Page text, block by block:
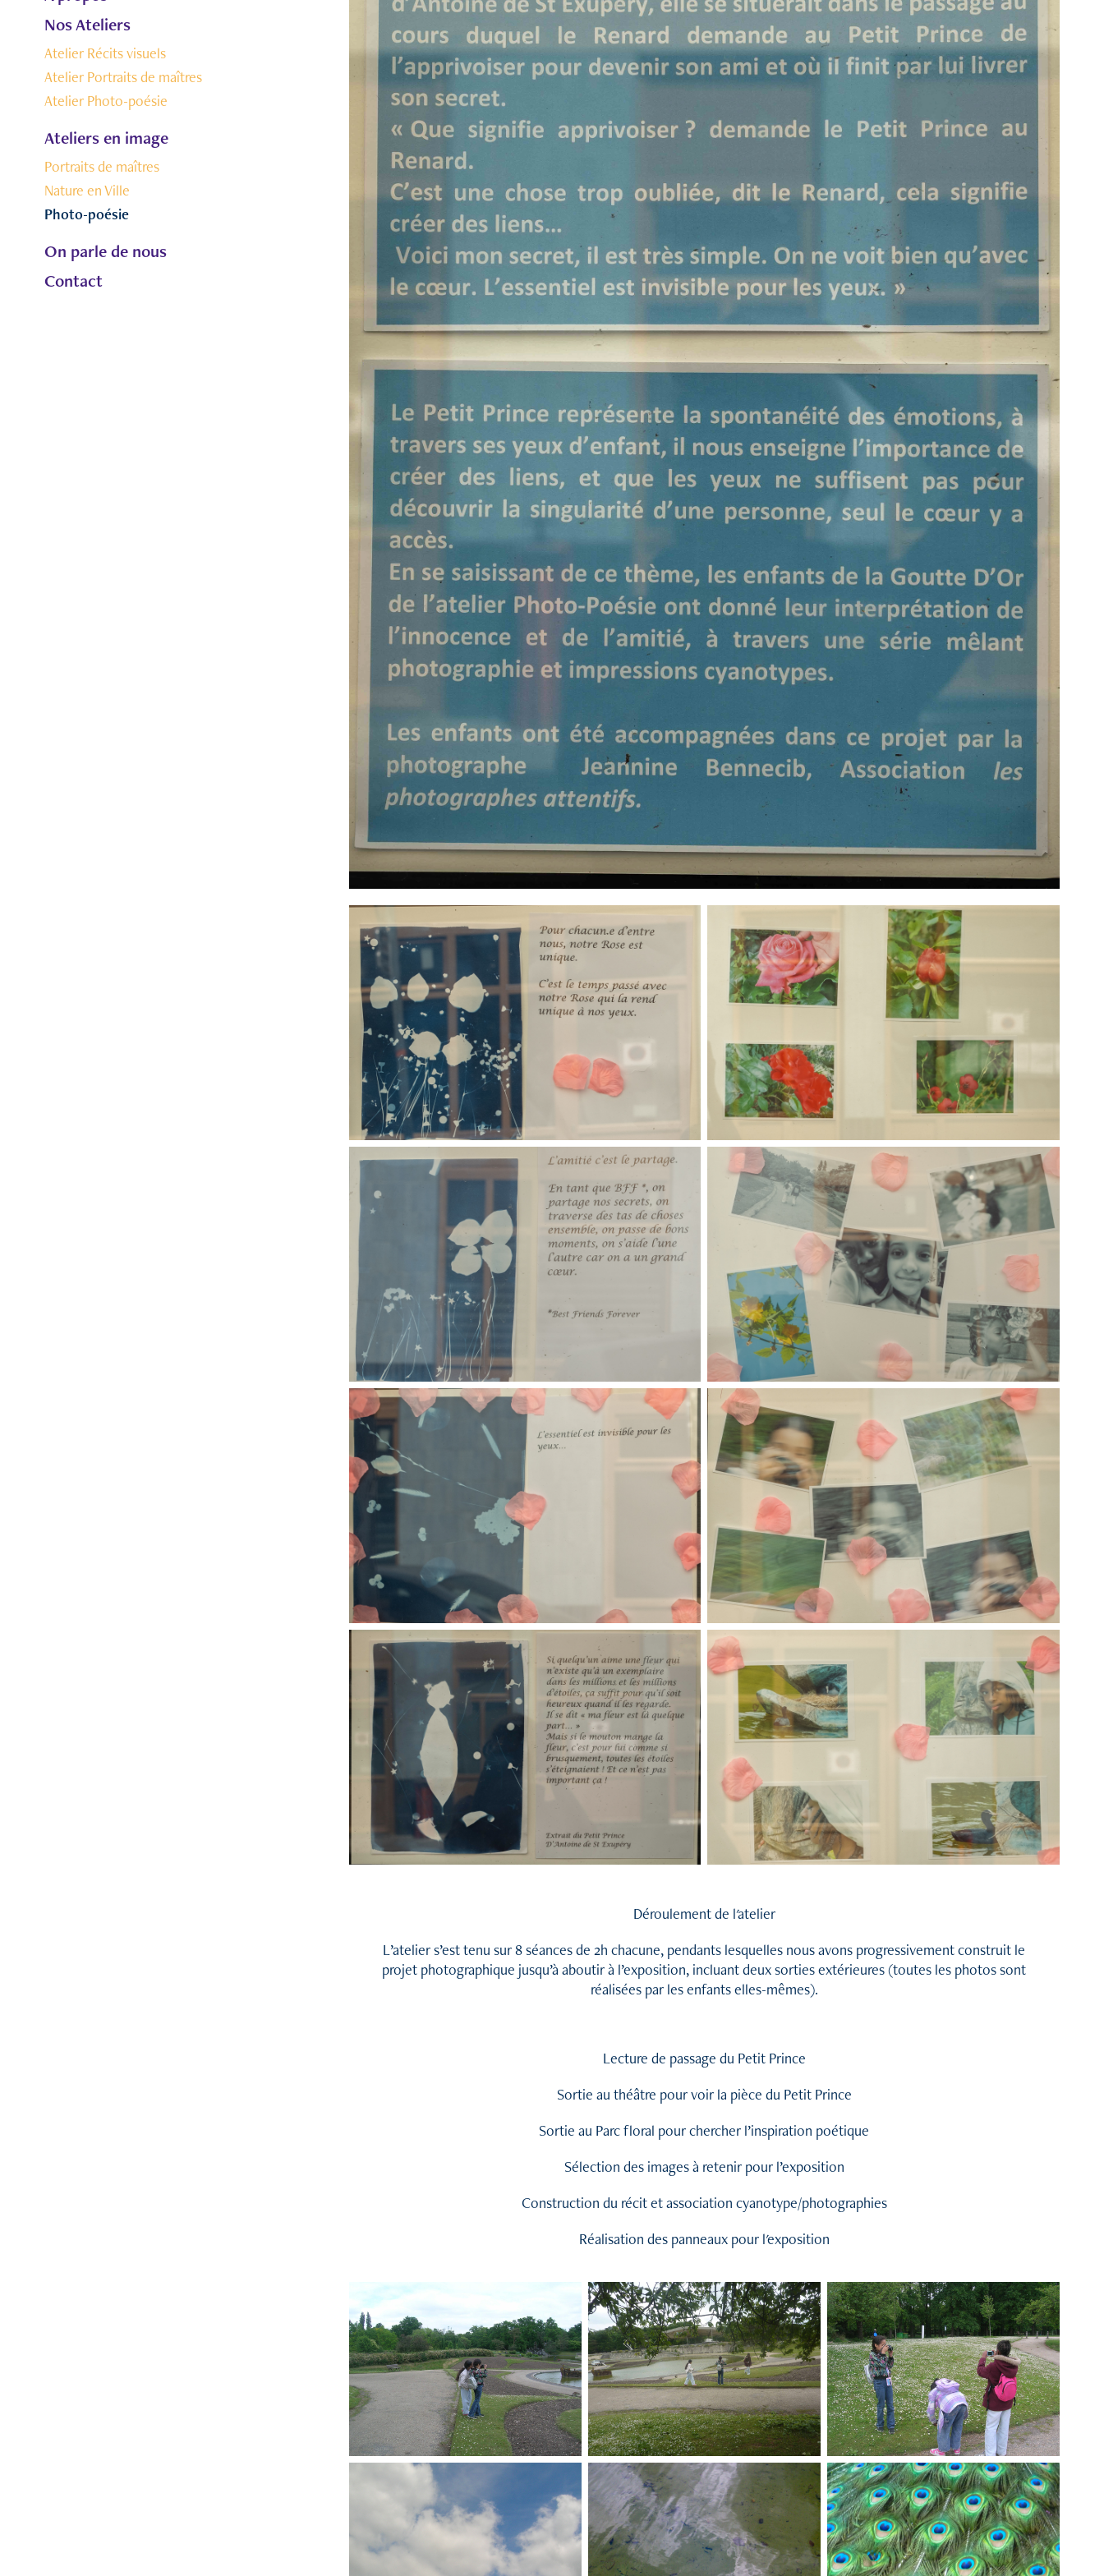
Nos Ateliers
Atelier Récits visuels
Atelier Portraits de maîtres
Atelier Photo-poésie
Ateliers en image
Portraits de maîtres
Nature en Ville
Photo-poésie
On parle de nous
Contact
Déroulement de l'atelier
L’atelier s’est tenu sur 8 séances de 2h chacune, pendants lesquelles nous avons progressivement construit le
projet photographique jusqu’à aboutir à l’exposition, incluant deux sorties extérieures (toutes les photos sont
réalisées par les enfants elles-mêmes).
Lecture de passage du Petit Prince
Sortie au théâtre pour voir la pièce du Petit Prince
Sortie au Parc floral pour chercher l’inspiration poétique
Sélection des images à retenir pour l’exposition
Construction du récit et association cyanotype/photographies
Réalisation des panneaux pour l'exposition